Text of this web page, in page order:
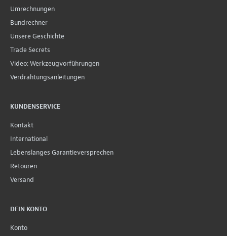
Umrechnungen
Bundrechner
Unsere Geschichte
Trade Secrets
Video: Werkzeugvorführungen
Verdrahtungsanleitungen
KUNDENSERVICE
Kontakt
International
Lebenslanges Garantieversprechen
Retouren
Versand
DEIN KONTO
Konto